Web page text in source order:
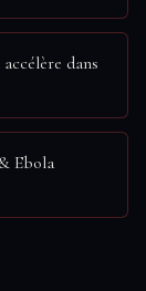
dans
Ebola